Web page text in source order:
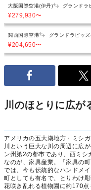
大阪国際空港(伊丹) グランドラ
¥279,930〜
関西国際空港 グランドラピッ
¥204,650〜
川のほとりに広が
アメリカの五大湖地方・ミシ
川という巨大な川の周辺に広
ン州第2の都市であり、西ミシ
なのが、家具産業。「家具の
では、今も伝統的なハンドメ
町としても有名で、とりわけ
花咲き乱れる植物園に約170